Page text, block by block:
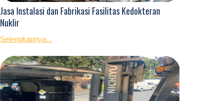
Jasa Instalasi dan Fabrikasi Fasilitas Kedokteran
Nuklir
Selengkapnya...